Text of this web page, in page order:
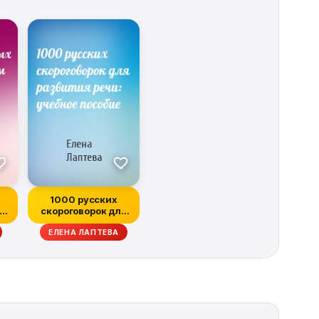
1000 русских
скороговорок для
развития речи:
учебн...
ЕЛЕНА ЛАПТЕВА